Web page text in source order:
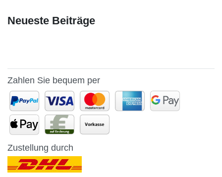
Neueste Beiträge
Zahlen Sie bequem per
Zustellung durch